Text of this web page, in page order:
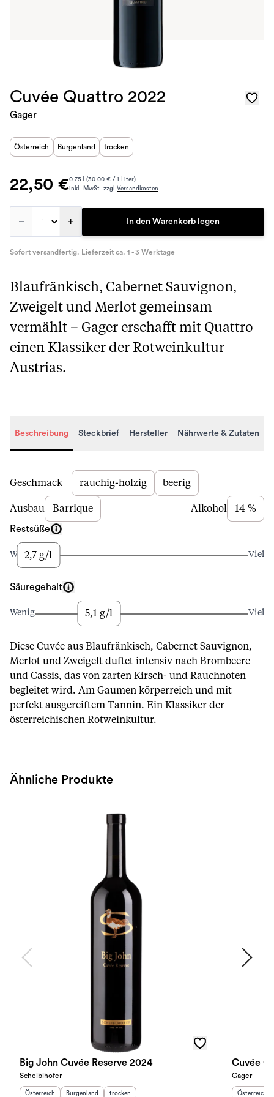
Cuvée Quattro 2022
Gager
Österreich Burgenland trocken
22,50 €0.75 l (30.00 € / 1 Liter)
inkl. MwSt. zzgl.Versandkosten
– + In den Warenkorb legen
Sofort versandfertig. Lieferzeit ca. 1 - 3 Werktage
Blaufränkisch, Cabernet Sauvignon,
Zweigelt und Merlot gemeinsam
vermählt – Gager erschafft mit Quattro
einen Klassiker der Rotweinkultur
Austrias.
Beschreibung Steckbrief Hersteller Nährwerte & Zutaten
Beschreibung
Geschmack rauchig-holzig beerig
Ausbau Barrique Alkohol 14 %
Restsüße
Wenig2,7 g/l Viel
Säuregehalt
Wenig 5,1 g/l Viel
Diese Cuvée aus Blaufränkisch, Cabernet Sauvignon,
Merlot und Zweigelt duftet intensiv nach Brombeere
und Cassis, das von zarten Kirsch- und Rauchnoten
begleitet wird. Am Gaumen körperreich und mit
perfekt ausgereiftem Tannin. Ein Klassiker der
österreichischen Rotweinkultur.
Ähnliche Produkte
Big John Cuvée Reserve 2024
Scheiblhofer
Herkunftsland
Österreich Herkunftsregion:
Burgenland Geschmack
trocken
Cuvée
Gager
Österreich